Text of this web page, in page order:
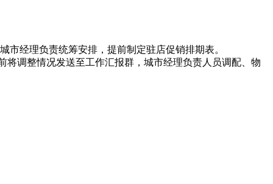
经理负责统筹安排，提前制定驻店促销排期表。
调整情况发送至工作汇报群，城市经理负责人员调配、物